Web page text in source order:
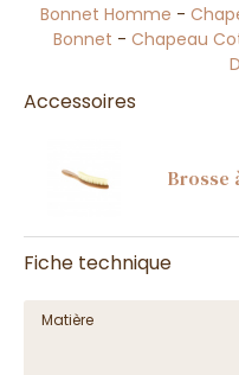
Bonnet Homme -
Bonnet - Chapeau
Accessoires
Brosse
Fiche technique
Matière